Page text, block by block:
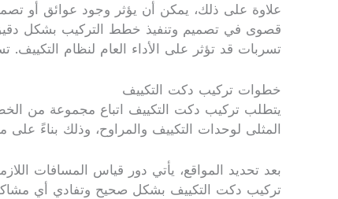
علاوة على ذلك، يمكن أن يؤثر وجود عوائق أو
قصوى في تصميم وتنفيذ خطط التركيب بشكل
تسربات قد تؤثر على الأداء العام لنظام
خطوات تركيب دكت التكييف
يتطلب تركيب دكت التكييف اتباع مجموعة من
المثلى لوحدات التكييف والمراوح، وذلك بناءً على
بعد تحديد المواقع، يأتي دور قياس المسافات
تركيب دكت التكييف بشكل صحيح وتفادي أي